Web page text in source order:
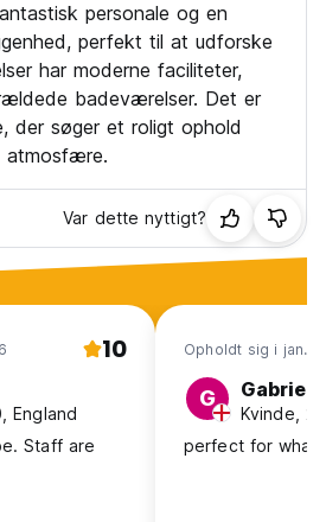
personale og en
perfekt til at udforske
har moderne faciliteter,
badeværelser. Det er
der søger et roligt ophold
atmosfære.
Var dette nyttigt?
10
England
Staff are
Opholdt sig i jan.
G
Kvinde,
perfect for what